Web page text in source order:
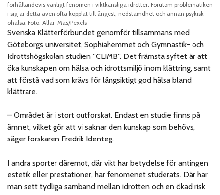
förhållandevis vanligt fenomen i viktkänsliga idrotter. Förutom problematiken
i sig är detta även ofta kopplat till ångest, nedstämdhet och annan psykisk
ohälsa. Foto: Allan Mas/Pexels
Svenska Klätterförbundet genomför tillsammans med
Göteborgs universitet, Sophiahemmet och Gymnastik- och
Idrottshögskolan studien ”CLIMB”. Det främsta syftet är att
öka kunskapen om hälsa och idrottsmiljö inom klättring, samt
att förstå vad som krävs för långsiktigt god hälsa bland
klättrare.
– Området är i stort outforskat. Endast en studie finns på
ämnet, vilket gör att vi saknar den kunskap som behövs,
säger forskaren Fredrik Identeg.
I andra sporter däremot, där vikt har betydelse för antingen
estetik eller prestationer, har fenomenet studerats. Där har
man sett tydliga samband mellan idrotten och en ökad risk